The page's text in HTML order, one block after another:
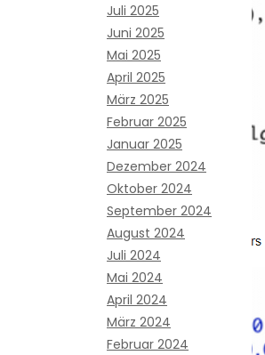
Juli 2025
Juni 2025
Mai 2025
April 2025
März 2025
Februar 2025
Januar 2025
Dezember 2024
Oktober 2024
September 2024
August 2024
Juli 2024
Mai 2024
April 2024
März 2024
Februar 2024